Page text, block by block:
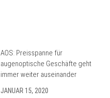
AOS: Preisspanne für
augenoptische Geschäfte geht
immer weiter auseinander
JANUAR 15, 2020